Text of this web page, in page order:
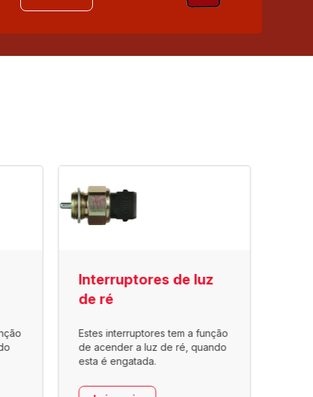
Interruptores de luz
de ré
Estes interruptores tem a função
de acender a luz de ré, quando
esta é engatada.